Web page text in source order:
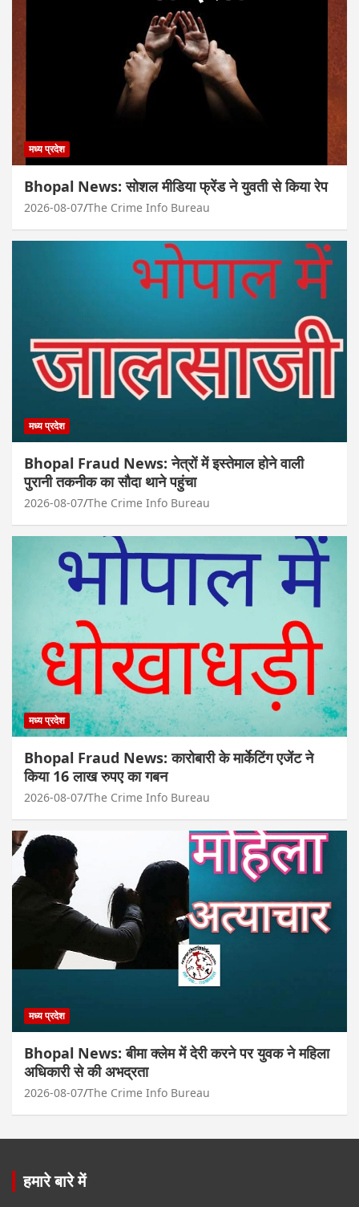
मध्य प्रदेश
Bhopal News: सोशल मीडिया फ्रेंड ने युवती से किया रेप
2026-08-07 The Crime Info Bureau
मध्य प्रदेश
Bhopal Fraud News: नेत्रों में इस्तेमाल होने वाली
पुरानी तकनीक का सौदा थाने पहुंचा
2026-08-07 The Crime Info Bureau
मध्य प्रदेश
Bhopal Fraud News: कारोबारी के मार्केटिंग एजेंट ने
किया 16 लाख रुपए का गबन
2026-08-07 The Crime Info Bureau
मध्य प्रदेश
Bhopal News: बीमा क्लेम में देरी करने पर युवक ने महिला
अधिकारी से की अभद्रता
2026-08-07 The Crime Info Bureau
हमारे बारे में